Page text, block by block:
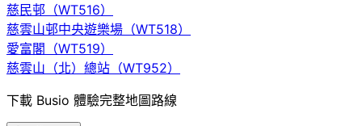
慈民邨（WT516）
慈雲山邨中央遊樂場（WT518）
愛富閣（WT519）
慈雲山（北）總站（WT952）
下載 Busio 體驗完整地圖路線